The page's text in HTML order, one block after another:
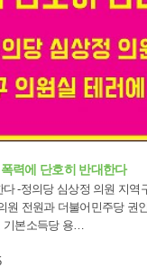
력에 단호히 반대한다
본소득당 용…